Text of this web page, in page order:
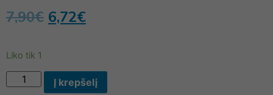
7,90€ 6,72€
Liko tik 1
Į krepšelį